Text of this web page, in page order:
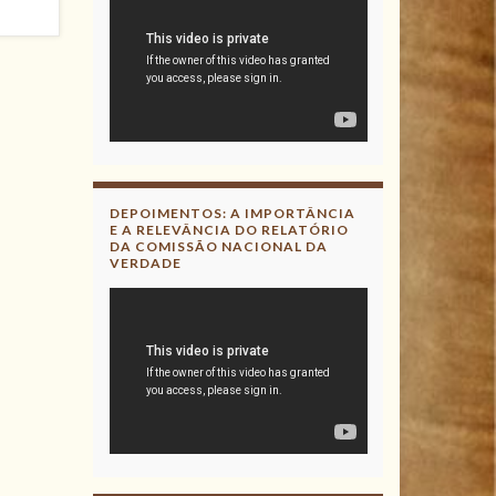
DEPOIMENTOS: A IMPORTÂNCIA
E A RELEVÂNCIA DO RELATÓRIO
DA COMISSÃO NACIONAL DA
VERDADE